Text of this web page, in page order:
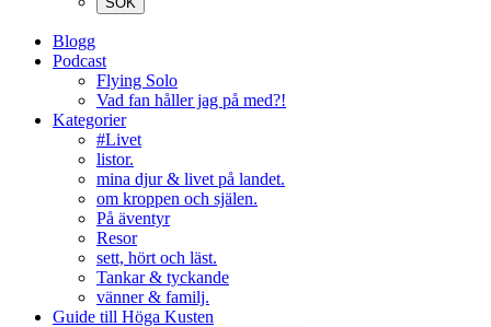
Blogg
Podcast
Flying Solo
Vad fan håller jag på med?!
Kategorier
#Livet
listor.
mina djur & livet på landet.
om kroppen och själen.
På äventyr
Resor
sett, hört och läst.
Tankar & tyckande
vänner & familj.
Guide till Höga Kusten